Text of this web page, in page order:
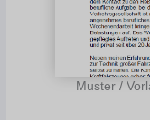
Muster /